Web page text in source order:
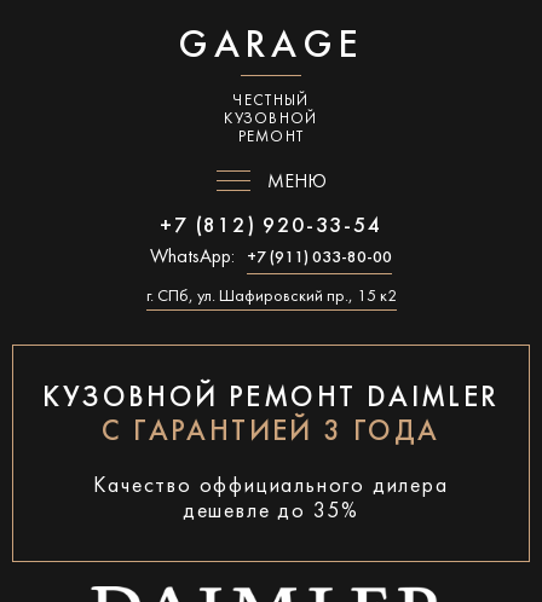
GARAGE
ЧЕСТНЫЙ
КУЗОВНОЙ
РЕМОНТ
МЕНЮ
+7 (812) 920-33-54
WhatsApp: +7 (911) 033-80-00
г. СПб, ул. Шафировский пр., 15 к2
КУЗОВНОЙ РЕМОНТ DAIMLER
С ГАРАНТИЕЙ 3 ГОДА
Качество оффициального дилера
дешевле до 35%